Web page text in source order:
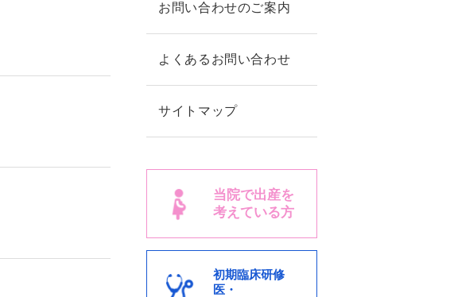
お問い合わせのご案内
よくあるお問い合わせ
サイトマップ
当院で出産を
考えている方
初期臨床研修
医・